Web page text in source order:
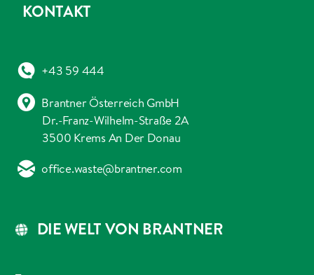
DIE WELT VON BRANTNER
KONTAKT
+43 59 444
Brantner Österreich GmbH
Dr.-Franz-Wilhelm-Straße 2A
3500 Krems An Der Donau
office.waste@brantner.com